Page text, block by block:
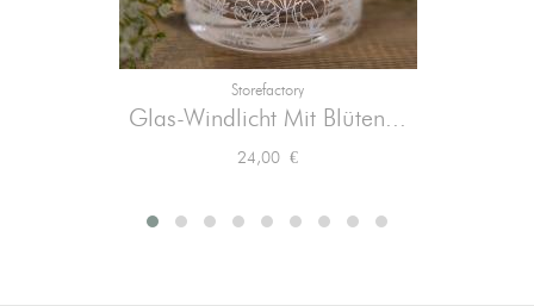
Storefactory
Glas-Windlicht Mit Blüten...
Preis
24,00 €